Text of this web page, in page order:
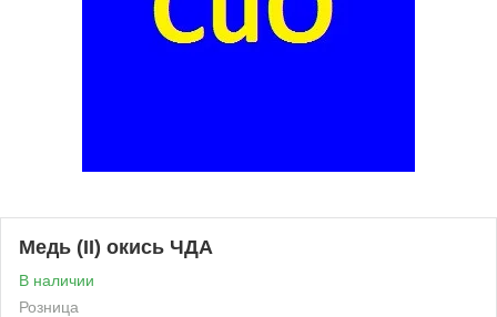
Медь (II) окись ЧДА
В наличии
Розница